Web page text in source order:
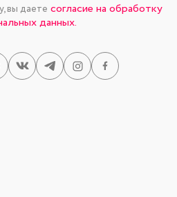
вы даете согласие на обработку
данных.